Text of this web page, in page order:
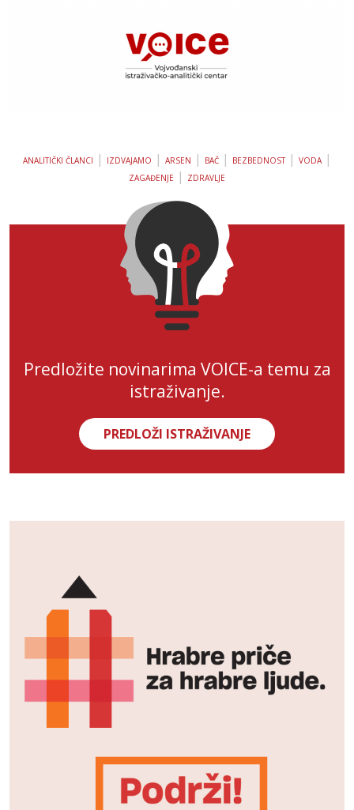
ANALITIČKI ČLANCI | IZDVAJAMO | ARSEN | BAČ| BEZBEDNOST| VODA|
ZAGAĐENJE | ZDRAVLJE
Predložite novinarima VOICE-a temu za
istraživanje.
PREDLOŽI ISTRAŽIVANJE